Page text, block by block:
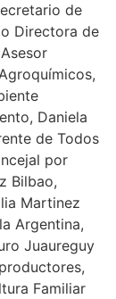
de
Directora de
Daniela
de Todos
por
Bilbao,
Martinez
Argentina,
Juaureguy
Familiar